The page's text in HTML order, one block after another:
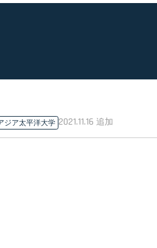
ジア太平洋大学 2021.11.16 追加